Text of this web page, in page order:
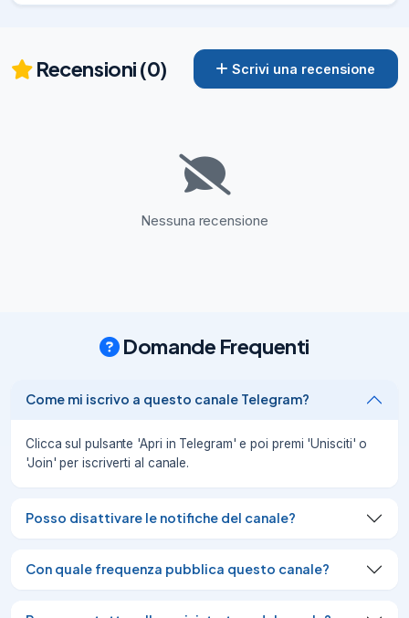
generale per generare chiavi SSH uniche
02/11/24
certa quantità di CSV e similari, alle volte
anche di una certa dimensione.
Spesso e volentieri, decido di farlo
tramite terminale per automatizzare e
velocizzare alcune operazioni.
#howto - KDE Connect: integrazione tra
dispositivi
che consente di comunicare da e verso
Scritto da:
Midblyte
24/11/24 1.55K
26/03/25 1.38K
Recensioni (0) Scrivi una recensione
Nessuna recensione
Domande Frequenti
Come mi iscrivo a questo canale Telegram?
Clicca sul pulsante 'Apri in Telegram' e poi premi 'Unisciti' o
'Join' per iscriverti al canale.
Posso disattivare le notifiche del canale?
Con quale frequenza pubblica questo canale?